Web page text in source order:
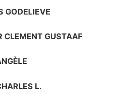
GODELIEVE
CLEMENT GUSTAAF
L.